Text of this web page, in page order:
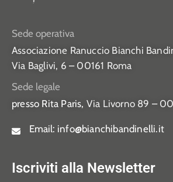
Sede operativa
Associazione Ranuccio Bianchi
Via Baglivi, 6 – 00161 Roma
Sede legale
presso Rita Paris, Via Livorno 89 –
Email: info@bianchibandinelli.it
Iscriviti alla Newsletter